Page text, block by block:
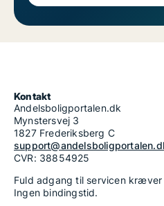
Kontakt
Andelsboligportalen.dk
Mynstersvej 3
1827 Frederiksberg C
CVR: 38854925
Fuld adgang til servicen
Ingen bindingstid.